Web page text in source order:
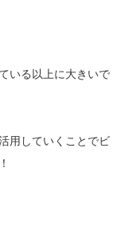
いる以上に大きいで
用していくことでビ